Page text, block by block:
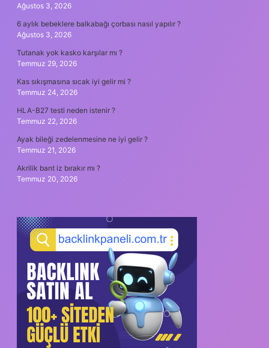
Ağustos 3, 2026
6 aylık bebeklere balkabağı çorbası nasıl yapılır ?
Ağustos 3, 2026
Tutanak yok kasko karşılar mı ?
Temmuz 29, 2026
Kas sıkışmasına sıcak iyi gelir mi ?
Temmuz 24, 2026
HLA-B27 testi neden istenir ?
Temmuz 22, 2026
Ayak bileği zedelenmesine ne iyi gelir ?
Temmuz 21, 2026
Akrilik bant iz bırakır mı ?
Temmuz 20, 2026